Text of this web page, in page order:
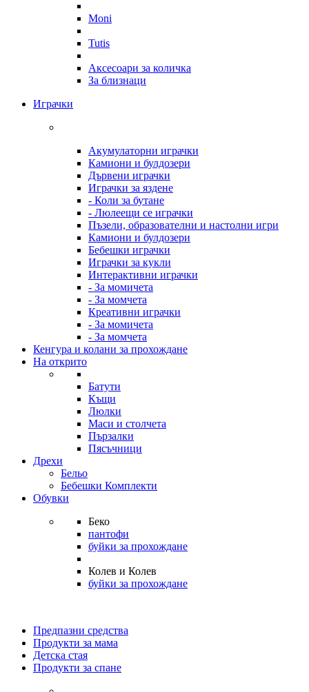
Moni
Tutis
Аксесоари за количка
За близнаци
Играчки
Акумулаторни играчки
Камиони и булдозери
Дървени играчки
Играчки за яздене
- Коли за бутане
- Люлеещи се играчки
Пъзели, образователни и настолни игри
Камиони и булдозери
Бебешки играчки
Играчки за кукли
Интерактивни играчки
- За момичета
- За момчета
Креативни играчки
- За момичета
- За момчета
Кенгура и колани за прохождане
На открито
Батути
Къщи
Люлки
Маси и столчета
Пързалки
Пясъчници
Дрехи
Бельо
Бебешки Комплекти
Обувки
Беко
пантофи
буйки за прохождане
Колев и Колев
буйки за прохождане
Предпазни средства
Продукти за мама
Детска стая
Продукти за спане